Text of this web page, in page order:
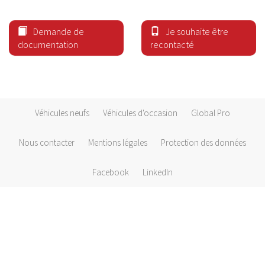
Demande de
documentation
Je souhaite être
recontacté
Véhicules neufs Véhicules d'occasion Global Pro
Nous contacter Mentions légales Protection des données
Facebook LinkedIn